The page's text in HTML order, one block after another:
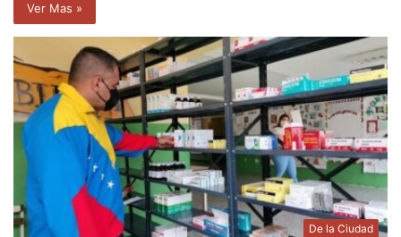
Ver Mas »
De la Ciudad